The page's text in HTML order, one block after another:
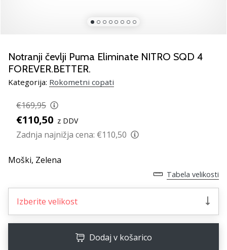
NITRO
SQD
5!
Odkrivaj
novosti
in
ugotovi,
splača…
25. 11. 2024
2 min. branja
Notranji čevlji Puma Eliminate NITRO SQD 4
FOREVER.BETTER.
Kategorija: Rokometni copati
€169,95
€110,50 z DDV
Zadnja najnižja cena: €110,50
Moški, Zelena
Tabela velikosti
Izberite velikost
Dodaj v košarico